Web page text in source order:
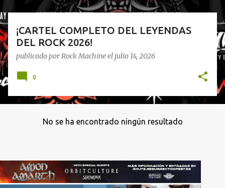
s
¡CARTEL COMPLETO DEL LEYENDAS
DEL ROCK 2026!
publicado porRock Machineel julio 14, 2026
0
No se ha encontrado ningún resultado